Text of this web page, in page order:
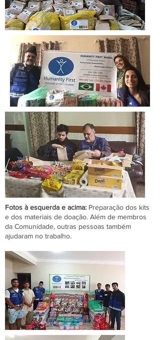
Fotos à esquerda e acima: Preparação dos kits
e dos materiais de doação. Além de membros
da Comunidade, outras pessoas também
ajudaram no trabalho.